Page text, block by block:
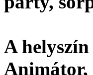
A